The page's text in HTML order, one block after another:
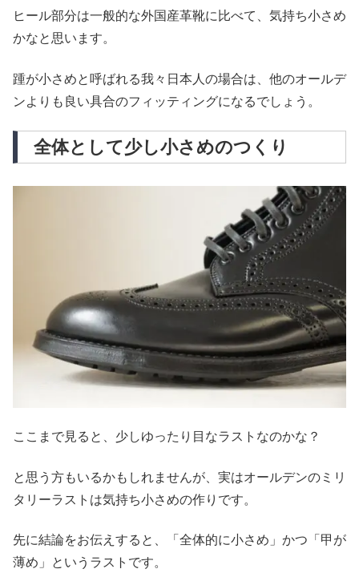
ヒール部分は一般的な外国産革靴に比べて、気持ち小さめ
かなと思います。
踵が小さめと呼ばれる我々日本人の場合は、他のオールデ
ンよりも良い具合のフィッティングになるでしょう。
全体として少し小さめのつくり
ここまで見ると、少しゆったり目なラストなのかな？
と思う方もいるかもしれませんが、実はオールデンのミリ
タリーラストは気持ち小さめの作りです。
先に結論をお伝えすると、「全体的に小さめ」かつ「甲が
薄め」というラストです。